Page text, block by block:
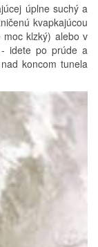
úplne suchý a
kvapkajúcou
klzký) alebo v
idete po prúde a
koncom tunela